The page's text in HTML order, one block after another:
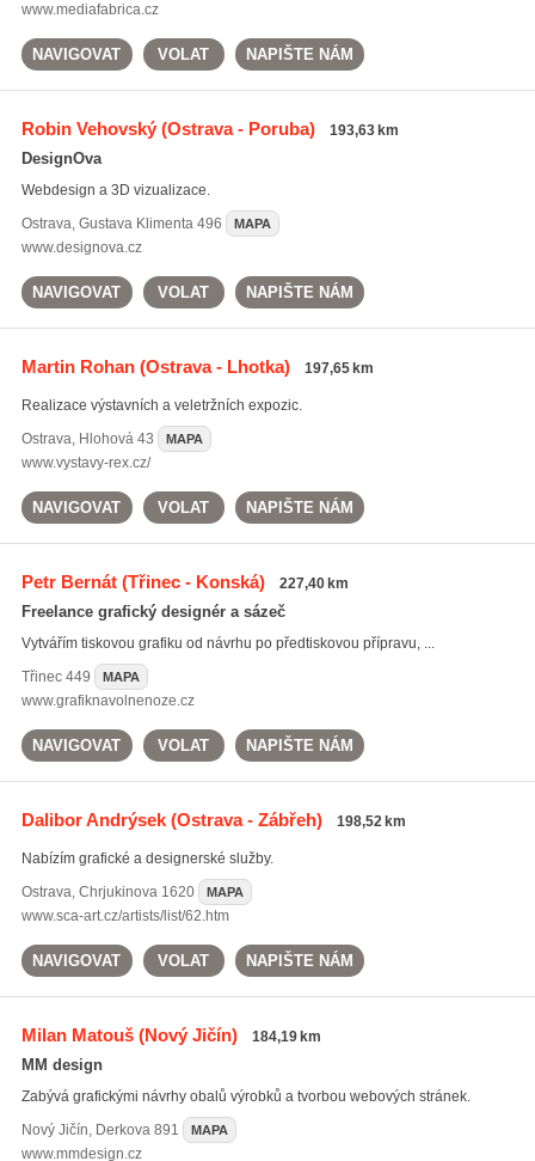
www.mediafabrica.cz
NAVIGOVAT VOLAT NAPIŠTE NÁM
Robin Vehovský(Ostrava - Poruba) 193,63 km
DesignOva
Webdesign a 3D vizualizace.
Ostrava, Gustava Klimenta 496 MAPA
www.designova.cz
NAVIGOVAT VOLAT NAPIŠTE NÁM
Martin Rohan(Ostrava - Lhotka) 197,65 km
Realizace výstavních a veletržních expozic.
Ostrava, Hlohová 43 MAPA
www.vystavy-rex.cz/
NAVIGOVAT VOLAT NAPIŠTE NÁM
Petr Bernát(Třinec - Konská) 227,40 km
Freelance grafický designér a sázeč
Vytvářím tiskovou grafiku od návrhu po předtiskovou přípravu, ...
Třinec449 MAPA
www.grafiknavolnenoze.cz
NAVIGOVAT VOLAT NAPIŠTE NÁM
Dalibor Andrýsek(Ostrava - Zábřeh) 198,52 km
Nabízím grafické a designerské služby.
Ostrava, Chrjukinova 1620 MAPA
www.sca-art.cz/artists/list/62.htm
NAVIGOVAT VOLAT NAPIŠTE NÁM
Milan Matouš(Nový Jičín) 184,19 km
MM design
Zabývá grafickými návrhy obalů výrobků a tvorbou webových stránek.
Nový Jičín, Derkova 891 MAPA
www.mmdesign.cz